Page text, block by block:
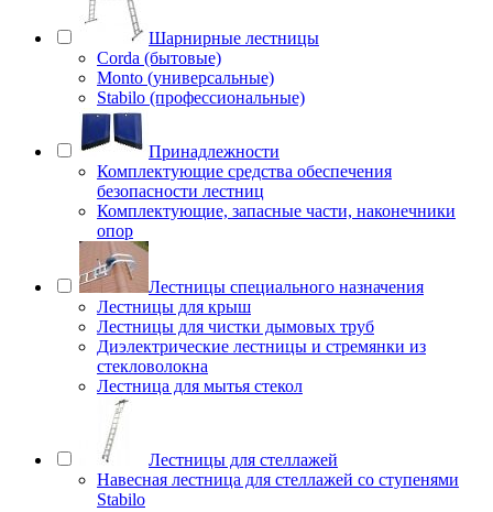
Шарнирные лестницы
Corda (бытовые)
Monto (универсальные)
Stabilo (профессиональные)
Принадлежности
Комплектующие средства обеспечения
безопасности лестниц
Комплектующие, запасные части, наконечники
опор
Лестницы специального назначения
Лестницы для крыш
Лестницы для чистки дымовых труб
Диэлектрические лестницы и стремянки из
стекловолокна
Лестница для мытья стекол
Лестницы для стеллажей
Навесная лестница для стеллажей со ступенями
Stabilo